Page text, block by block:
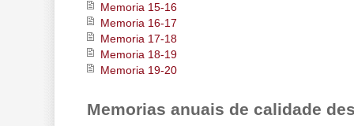
Memoria 15-16
Memoria 16-17
Memoria 17-18
Memoria 18-19
Memoria 19-20
Memorias anuais de calidade